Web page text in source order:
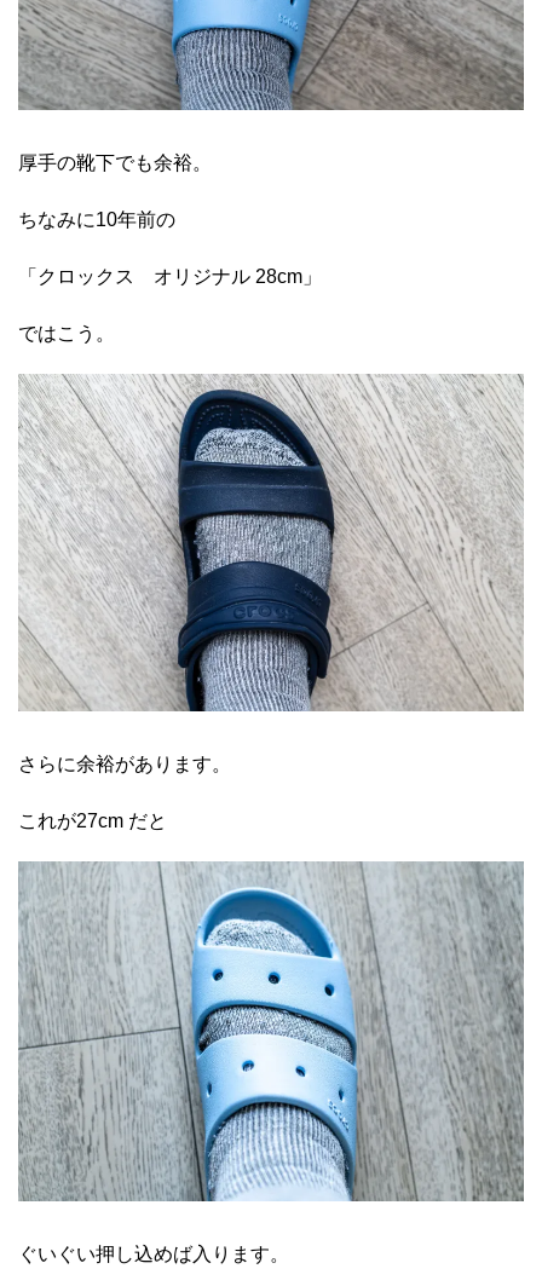
厚手の靴下でも余裕。
ちなみに10年前の
「クロックス オリジナル 28cm」
ではこう。
さらに余裕があります。
これが27cm だと
ぐいぐい押し込めば入ります。